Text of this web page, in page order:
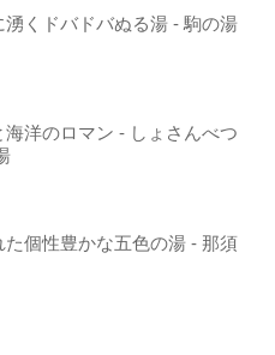
湧くドバドバぬる湯 - 駒の湯
洋のロマン - しょさんべつ
個性豊かな五色の湯 - 那須